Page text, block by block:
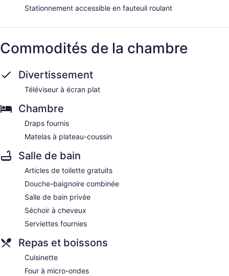
Stationnement accessible en fauteuil roulant
Commodités de la chambre
Divertissement
Téléviseur à écran plat
Chambre
Draps fournis
Matelas à plateau-coussin
Salle de bain
Articles de toilette gratuits
Douche-baignoire combinée
Salle de bain privée
Séchoir à cheveux
Serviettes fournies
Repas et boissons
Cuisinette
Four à micro-ondes